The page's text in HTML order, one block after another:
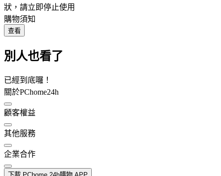
狀，請立即停止使用
購物須知
查看
別人也看了
已經到底囉！
關於PChome24h
顧客權益
其他服務
企業合作